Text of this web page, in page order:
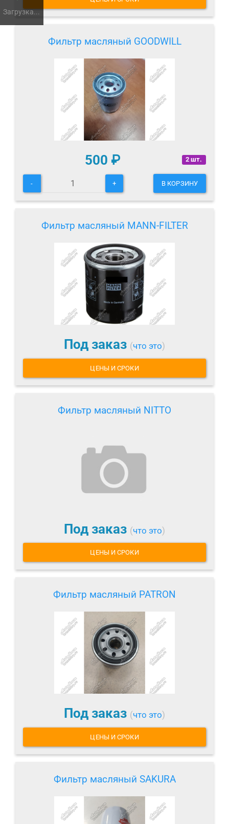
Загрузка...
Фильтр масляный GOODWILL
2 шт.
500 ₽
- + В КОРЗИНУ
Фильтр масляный MANN-FILTER
Под заказ (что это)
ЦЕНЫ И СРОКИ
Фильтр масляный NITTO
Под заказ (что это)
ЦЕНЫ И СРОКИ
Фильтр масляный PATRON
Под заказ (что это)
ЦЕНЫ И СРОКИ
Фильтр масляный SAKURA